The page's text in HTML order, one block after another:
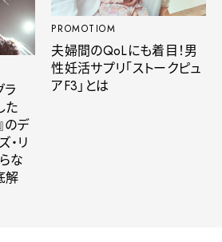
ラ
た
のデ
・リ
な
解
PROMOTIOM
夫婦間のQoLにも着目！男
性妊活サプリ「ストークピュ
アF3」とは